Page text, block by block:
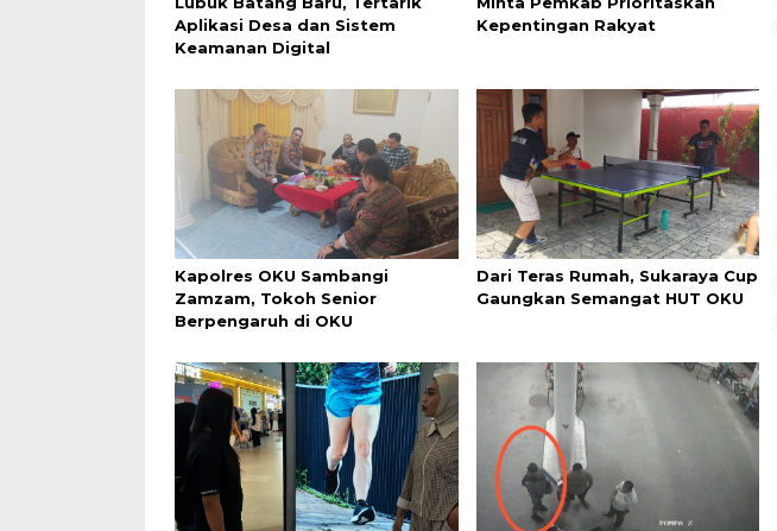
Aplikasi Desa dan Sistem
Keamanan Digital
Kepentingan Rakyat
Kapolres OKU Sambangi
Zamzam, Tokoh Senior
Berpengaruh di OKU
Dari Teras Rumah, Sukaraya Cup
Gaungkan Semangat HUT OKU